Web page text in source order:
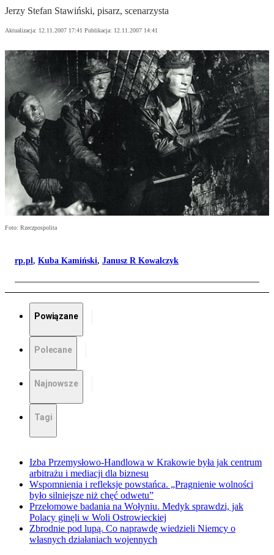
Jerzy Stefan Stawiński, pisarz, scenarzysta
Aktualizacja: 12.11.2007 17:41 Publikacja: 12.11.2007 14:41
Foto: Rzeczpospolita
rp.pl, Kuba Kamiński, Janusz R Kowalczyk
Powiązane
Polecane
Najnowsze
Tagi
Izba Przemysłowo-Handlowa w Krakowie była jak centrum
arbitrażu i mediacji dla biznesu
Wspomnienia i refleksje powstańca. „Pragnienie wolności
było silniejsze niż chęć odwetu”
Przełomowe badania na Wołyniu. Medyk sprawdzi, jak
Polacy ginęli w Woli Ostrowieckiej
Zbrodnie pod lupą. Co naprawdę wiedzieli Niemcy o
własnych działaniach wojennych